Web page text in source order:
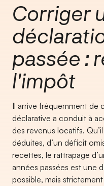
Corriger
passée :
l'impôt
Il arrive fréquemment de
déclarative a conduit à
des revenus locatifs.
déduites, d’un déficit
recettes, le rattrapage
années passées est une
possible, mais